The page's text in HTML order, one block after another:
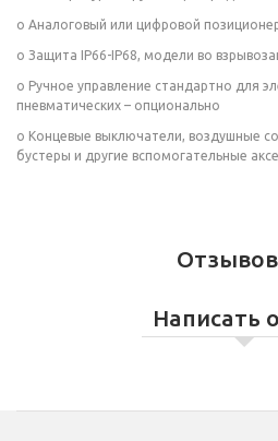
o Аналоговый или цифровой
o Защита IP66-IP68, модели во
o Ручное управление стандартно для
пневматических – опционально
o Концевые выключатели, воздушные
бустеры и другие вспомогательные
Написать